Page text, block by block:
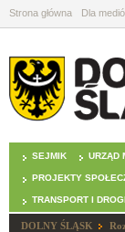
Strona główna Dla
SEJMIK URZĄD
PROJEKTY
TRANSPORT I DROGI
DOLNY ŚLĄSK